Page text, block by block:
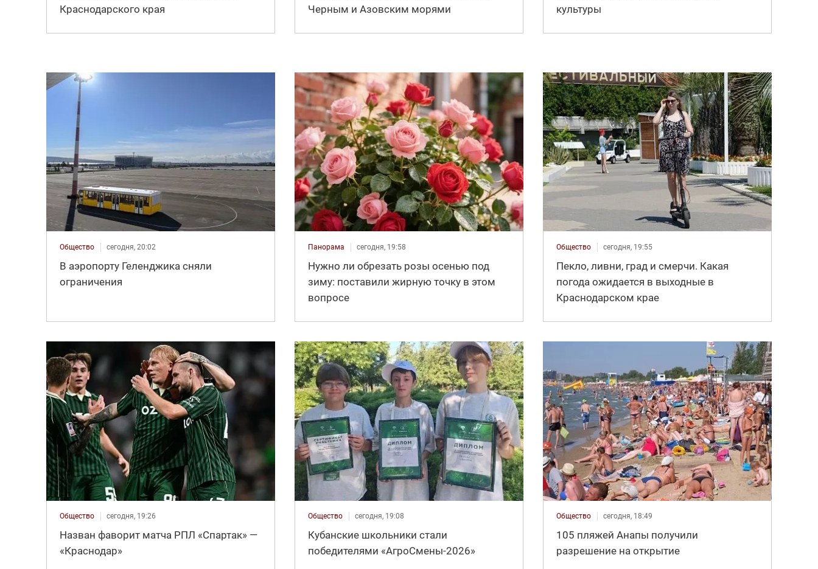
Краснодарского края
Черным и Азовским морями
культуры
Общество сегодня, 20:02
В аэропорту Геленджика сняли
ограничения
Панорама сегодня, 19:58
Нужно ли обрезать розы осенью под
зиму: поставили жирную точку в этом
вопросе
Общество сегодня, 19:55
Пекло, ливни, град и смерчи. Какая
погода ожидается в выходные в
Краснодарском крае
Общество сегодня, 19:26
Назван фаворит матча РПЛ «Спартак» —
«Краснодар»
Общество сегодня, 19:08
Кубанские школьники стали
победителями «АгроСмены-2026»
Общество сегодня, 18:49
105 пляжей Анапы получили
разрешение на открытие